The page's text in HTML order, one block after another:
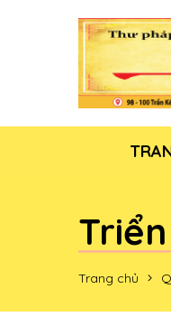
Trang chủ